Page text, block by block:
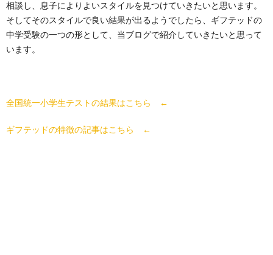
相談し、息子によりよいスタイルを見つけていきたいと思います。
そしてそのスタイルで良い結果が出るようでしたら、ギフテッドの
中学受験の一つの形として、当ブログで紹介していきたいと思って
います。
全国統一小学生テストの結果はこちら ←
ギフテッドの特徴の記事はこちら ←